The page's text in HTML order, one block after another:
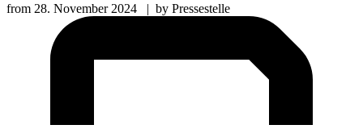
from 28. November 2024 | by Pressestelle